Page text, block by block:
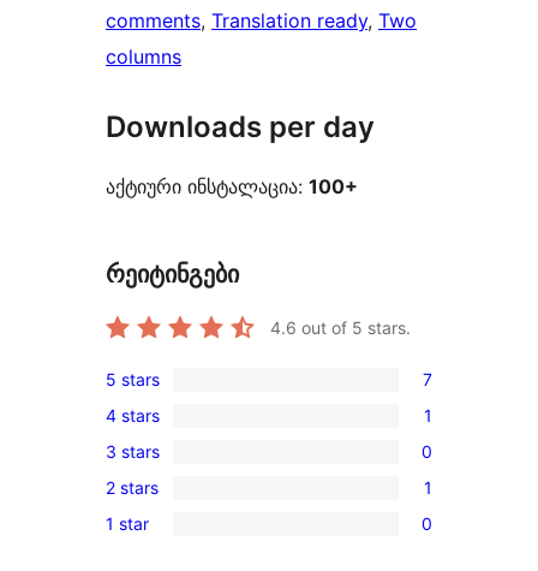
comments, Translation ready, Two
columns
Downloads per day
აქტიური ინსტალაცია: 100+
რეიტინგები
4.6 out of 5 stars.
7
5-
star
reviews
5 stars 7
1
4-
star
review
4 stars 1
0
3-
star
3 stars 0
1
2-
2 stars 1
0
1 star 0